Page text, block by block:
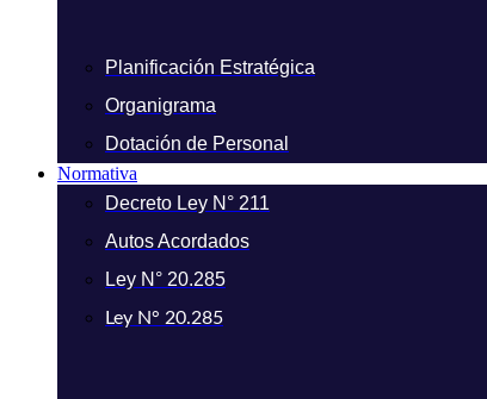
Planificación Estratégica
Organigrama
Dotación de Personal
Normativa
Decreto Ley N° 211
Autos Acordados
Ley N° 20.285
Ley N° 20.285